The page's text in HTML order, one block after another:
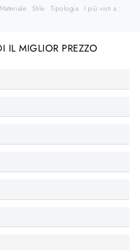
Materiale Stile Tipologia I più visti a :
IL MIGLIOR PREZZO